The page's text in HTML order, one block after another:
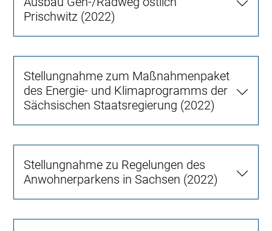
Prischwitz (2022)
Stellungnahme zum Maßnahmenpaket
des Energie- und Klimaprogramms der
Sächsischen Staatsregierung (2022)
Stellungnahme zu Regelungen des
Anwohnerparkens in Sachsen (2022)